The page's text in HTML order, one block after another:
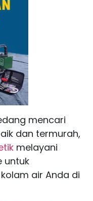
mencari
dan termurah,
melayani
untuk
air Anda di